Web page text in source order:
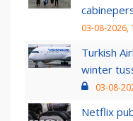
03-08-2026,
Turkish
winter
03-08-
Netflix